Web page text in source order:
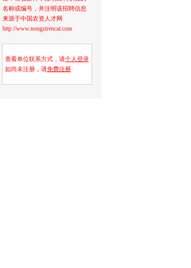
名称或编号，并注明该招聘信息
来源于中国农资人才网
http://www.nongzirencai.com
查看单位联系方式，请个人登录
如尚未注册，请免费注册